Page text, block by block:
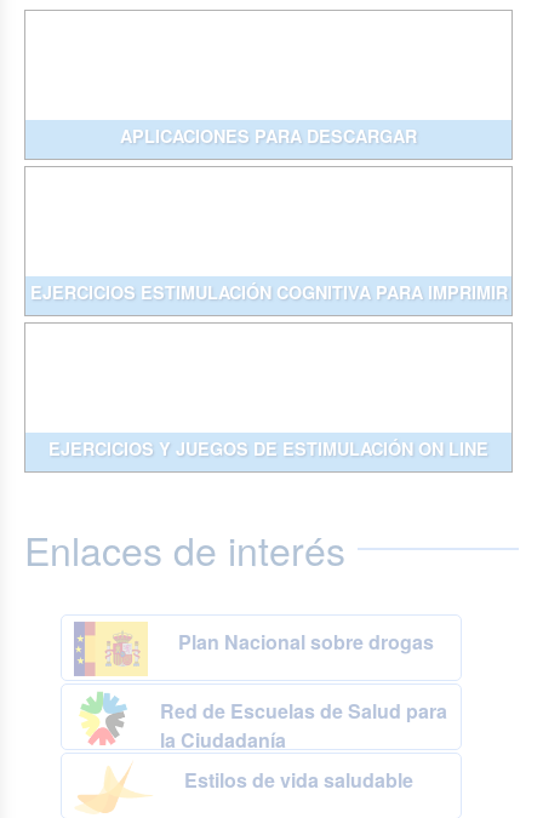
APLICACIONES PARA DESCARGAR
EJERCICIOS ESTIMULACIÓN COGNITIVA PARA IMPRIMIR
EJERCICIOS Y JUEGOS DE ESTIMULACIÓN ON LINE
Enlaces de interés
Plan Nacional sobre drogas
Red de Escuelas de Salud para
la Ciudadanía
Estilos de vida saludable